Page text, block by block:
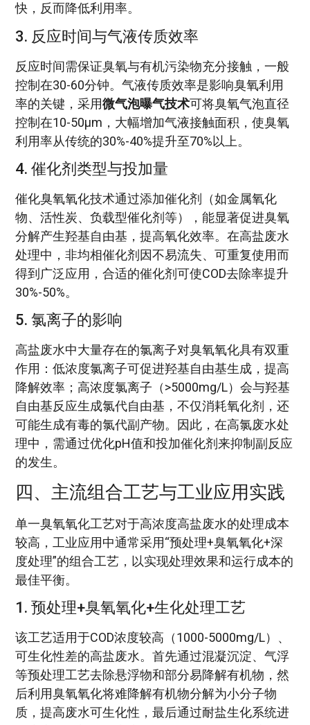
快，反而降低利用率。
3. 反应时间与气液传质效率
反应时间需保证臭氧与有机污染物充分接触，一般
控制在30-60分钟。气液传质效率是影响臭氧利用
率的关键，采用微气泡曝气技术可将臭氧气泡直径
控制在10-50μm，大幅增加气液接触面积，使臭氧
利用率从传统的30%-40%提升至70%以上。
4. 催化剂类型与投加量
催化臭氧氧化技术通过添加催化剂（如金属氧化
物、活性炭、负载型催化剂等），能显著促进臭氧
分解产生羟基自由基，提高氧化效率。在高盐废水
处理中，非均相催化剂因不易流失、可重复使用而
得到广泛应用，合适的催化剂可使COD去除率提升
30%-50%。
5. 氯离子的影响
高盐废水中大量存在的氯离子对臭氧氧化具有双重
作用：低浓度氯离子可促进羟基自由基生成，提高
降解效率；高浓度氯离子（>5000mg/L）会与羟基
自由基反应生成氯代自由基，不仅消耗氧化剂，还
可能生成有毒的氯代副产物。因此，在高氯废水处
理中，需通过优化pH值和投加催化剂来抑制副反应
的发生。
四、主流组合工艺与工业应用实践
单一臭氧氧化工艺对于高浓度高盐废水的处理成本
较高，工业应用中通常采用“预处理+臭氧氧化+深
度处理”的组合工艺，以实现处理效果和运行成本的
最佳平衡。
1. 预处理+臭氧氧化+生化处理工艺
该工艺适用于COD浓度较高（1000-5000mg/L）、
可生化性差的高盐废水。首先通过混凝沉淀、气浮
等预处理工艺去除悬浮物和部分易降解有机物，然
后利用臭氧氧化将难降解有机物分解为小分子物
质，提高废水可生化性，最后通过耐盐生化系统进